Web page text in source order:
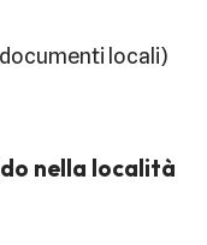
locali)
nella località